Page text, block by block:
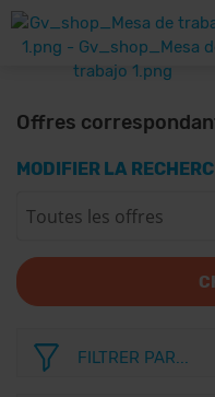
Offres
MODIFIER LA
FILTRER PAR...